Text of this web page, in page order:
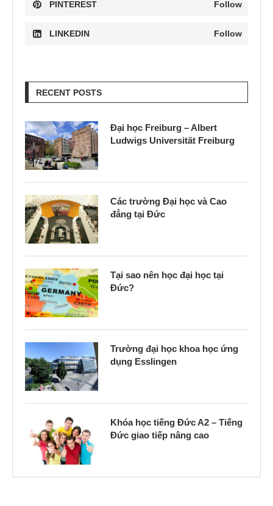
PINTEREST Follow
LINKEDIN Follow
RECENT POSTS
Đại học Freiburg – Albert
Ludwigs Universität Freiburg
Các trường Đại học và Cao
đẳng tại Đức
Tại sao nên học đại học tại
Đức?
Trường đại học khoa học ứng
dụng Esslingen
Khóa học tiếng Đức A2 – Tiếng
Đức giao tiếp nâng cao